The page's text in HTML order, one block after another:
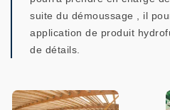
suite du démoussage , il
application de produit
de détails.